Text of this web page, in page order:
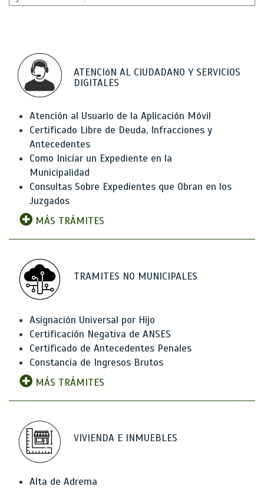
ATENCIóN AL CIUDADANO Y SERVICIOS
DIGITALES
Atención al Usuario de la Aplicación Móvil
Certificado Libre de Deuda, Infracciones y
Antecedentes
Como Iniciar un Expediente en la
Municipalidad
Consultas Sobre Expedientes que Obran en los
Juzgados
MÁS TRÁMITES
TRAMITES NO MUNICIPALES
Asignación Universal por Hijo
Certificación Negativa de ANSES
Certificado de Antecedentes Penales
Constancia de Ingresos Brutos
MÁS TRÁMITES
VIVIENDA E INMUEBLES
Alta de Adrema